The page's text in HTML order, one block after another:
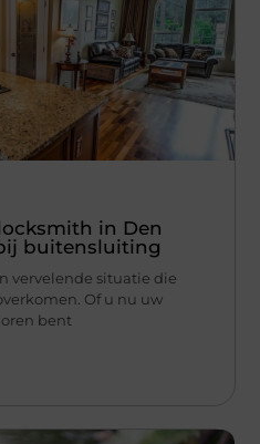
in Den
buitensluiting
vervelende situatie die
Of u nu uw
bent